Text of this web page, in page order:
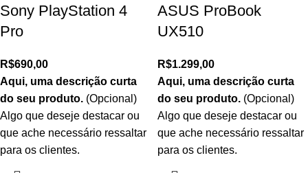
Sony PlayStation 4
Pro
R$690,00
Aqui, uma descrição curta
do seu produto. (Opcional)
Algo que deseje destacar ou
que ache necessário ressaltar
para os clientes.
ASUS ProBook
UX510
R$1.299,00
Aqui, uma descrição curta
do seu produto. (Opcional)
Algo que deseje destacar ou
que ache necessário ressaltar
para os clientes.